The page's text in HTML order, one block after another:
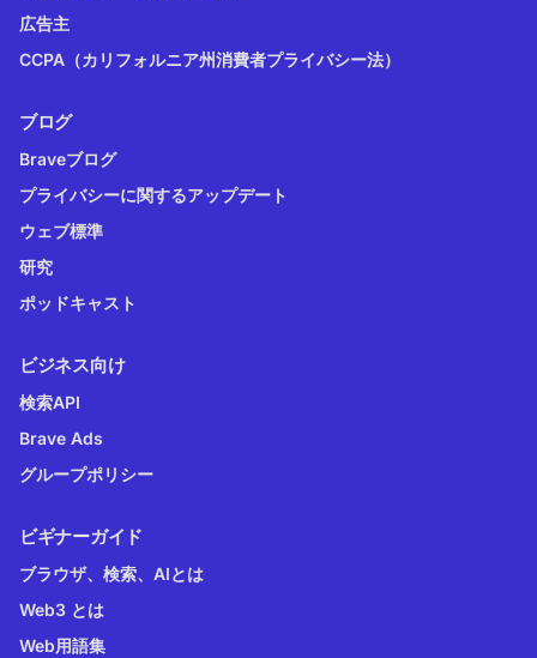
広告主
CCPA（カリフォルニア州消費者プライバシー法）
ブログ
Braveブログ
プライバシーに関するアップデート
ウェブ標準
研究
ポッドキャスト
ビジネス向け
検索API
Brave Ads
グループポリシー
ビギナーガイド
ブラウザ、検索、AIとは
Web3 とは
Web用語集